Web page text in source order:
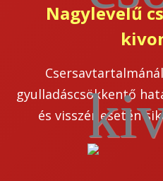
Nagylevelű
gyulladáscsökkentő
és visszér esetén